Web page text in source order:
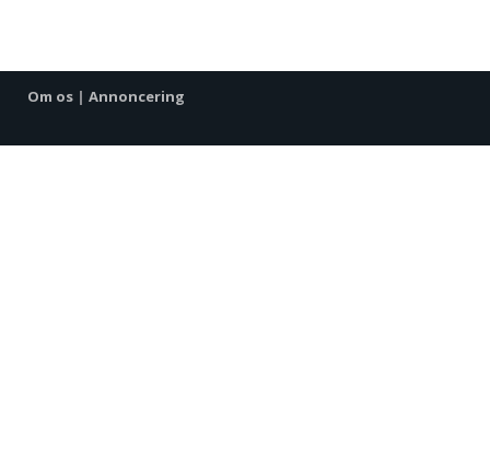
Om os | Annoncering